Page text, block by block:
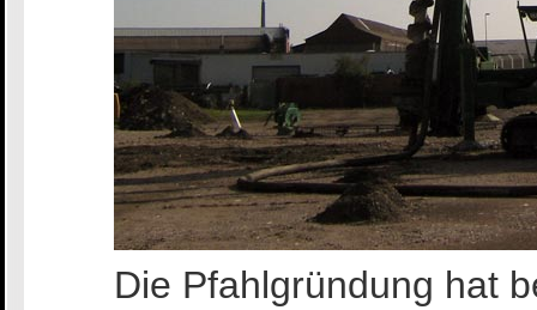
Die Pfahlgründung hat